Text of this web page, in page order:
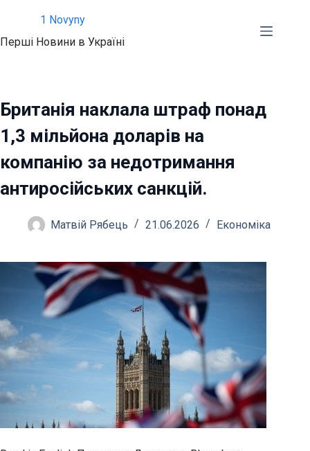
вмісту
1 Novyny
Перші Новини в Україні
Британія наклала штраф понад
1,3 мільйона доларів на
компанію за недотримання
антиросійських санкцій.
Матвій Рябець 21.06.2026 Економіка